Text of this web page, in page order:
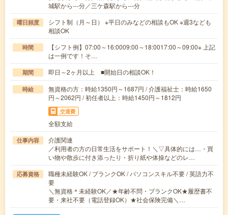
城駅から---分／三ケ森駅から---分
曜日頻度
シフト制（月～日） ※平日のみなどの相談もOK ※週3なども
相談OK
時間
【シフト例】07:00～16:0009:00～18:0017:00～09:00※ 上記
は一例です！そ…
期間 即日～2ヶ月以上 ■開始日の相談OK！
時給
無資格の方：時給1350円～1687円 / 介護福祉士：時給1650
円～2062円 / 初任者以上：時給1450円～1812円
交通費
全額支給
仕事内容
介護関連
／利用者の方の日常生活をサポート！＼▽具体的には…・買
い物や散歩に付き添ったり・折り紙や体操などのレ…
応募資格
職種未経験OK / ブランクOK / パソコンスキル不要 / 英語力不
要
＼無資格＊未経験OK／★年齢不問・ブランクOK★履歴書不
要・来社不要（電話登録OK）★社会保険完備＼…